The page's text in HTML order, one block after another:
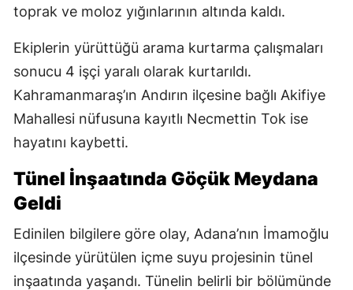
toprak ve moloz yığınlarının altında kaldı.
Ekiplerin yürüttüğü arama kurtarma çalışmaları
sonucu 4 işçi yaralı olarak kurtarıldı.
Kahramanmaraş’ın Andırın ilçesine bağlı Akifiye
Mahallesi nüfusuna kayıtlı Necmettin Tok ise
hayatını kaybetti.
Tünel İnşaatında Göçük Meydana
Geldi
Edinilen bilgilere göre olay, Adana’nın İmamoğlu
ilçesinde yürütülen içme suyu projesinin tünel
inşaatında yaşandı. Tünelin belirli bir bölümünde